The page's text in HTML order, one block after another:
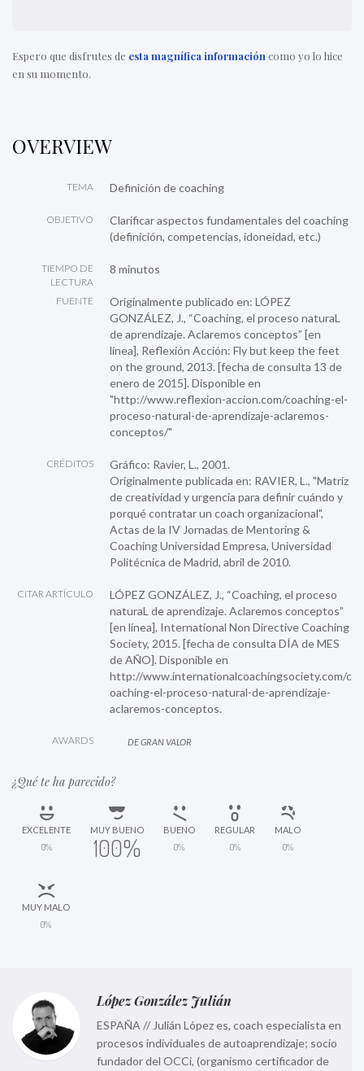
Espero que disfrutes de esta magnífica información como yo lo hice
en su momento.
OVERVIEW
TEMA Definición de coaching
OBJETIVO
Clarificar aspectos fundamentales del coaching
(definición, competencias, idoneidad, etc.)
TIEMPO DE
LECTURA
8 minutos
FUENTE
Originalmente publicado en: LÓPEZ
GONZÁLEZ, J., “Coaching, el proceso naturaL
de aprendizaje. Aclaremos conceptos” [en
línea], Reflexión Acción: Fly but keep the feet
on the ground, 2013. [fecha de consulta 13 de
enero de 2015]. Disponible en
"http://www.reflexion-accion.com/coaching-el-
proceso-natural-de-aprendizaje-aclaremos-
conceptos/"
CRÉDITOS
Gráfico: Ravier, L., 2001.
Originalmente publicada en: RAVIER, L., "Matriz
de creatividad y urgencia para definir cuándo y
porqué contratar un coach organizacional",
Actas de la IV Jornadas de Mentoring &
Coaching Universidad Empresa, Universidad
Politécnica de Madrid, abril de 2010.
CITAR ARTÍCULO
LÓPEZ GONZÁLEZ, J., “Coaching, el proceso
naturaL de aprendizaje. Aclaremos conceptos”
[en línea], International Non Directive Coaching
Society, 2015. [fecha de consulta DÍA de MES
de AÑO]. Disponible en
http://www.internationalcoachingsociety.com/c
oaching-el-proceso-natural-de-aprendizaje-
aclaremos-conceptos.
AWARDS DE GRAN VALOR
¿Qué te ha parecido?
EXCELENTE
0%
MUY BUENO
100%
BUENO
0%
REGULAR
0%
MALO
0%
MUY MALO
0%
López González Julián
ESPAÑA // Julián López es, coach especialista en
procesos individuales de autoaprendizaje; socio
fundador del OCCi, (organismo certificador de